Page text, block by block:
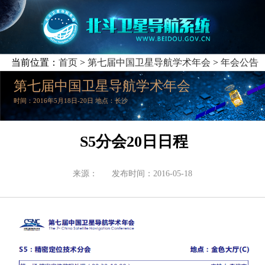
当前位置： 首页> 第七届中国卫星导航学术年会 > 年会公告
第七届中国卫星导航学术年会
时间：2016年5月18日-20日 地点：长沙
S5分会20日日程
来源： 发布时间：2016-05-18